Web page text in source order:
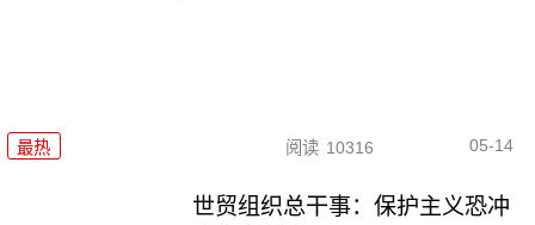
最热 阅读 10316 05-14
世贸组织总干事：保护主义恐冲